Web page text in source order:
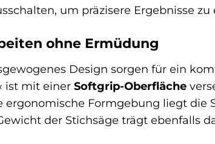
um präzisere Ergebnisse zu
ohne Ermüdung
Design sorgen für ein
ist mit einer Softgrip-Oberfläche
ergonomische Formgebung liegt
der Stichsäge trägt ebenfalls